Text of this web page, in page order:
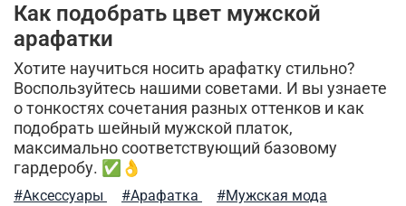
спортивные куртки комфорт зима лонгслив
теплая одежда
бесшовное женское термобелье
осенняя мужская одежда трикотажные брюки
мужской стиль
Как подобрать цвет мужской
арафатки
Хотите научиться носить арафатку стильно?
Воспользуйтесь нашими советами. И вы узнаете
о тонкостях сочетания разных оттенков и как
подобрать шейный мужской платок,
максимально соответствующий базовому
гардеробу. ✅👌
#Аксессуары #Арафатка
#Мужская мода